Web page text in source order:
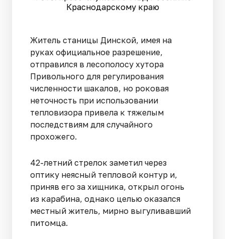
Краснодарскому краю
Житель станицы Динской, имея на
руках официальное разрешение,
отправился в лесополосу хутора
Привольного для регулирования
численности шакалов, но роковая
неточность при использовании
тепловизора привела к тяжелым
последствиям для случайного
прохожего.
42-летний стрелок заметил через
оптику неясный тепловой контур и,
приняв его за хищника, открыл огонь
из карабина, однако целью оказался
местный житель, мирно выгуливавший
питомца.